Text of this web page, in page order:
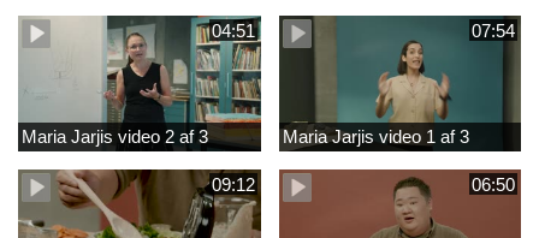
04:51
Maria Jarjis video 2 af 3
07:54
Maria Jarjis video 1 af 3
09:12 06:50